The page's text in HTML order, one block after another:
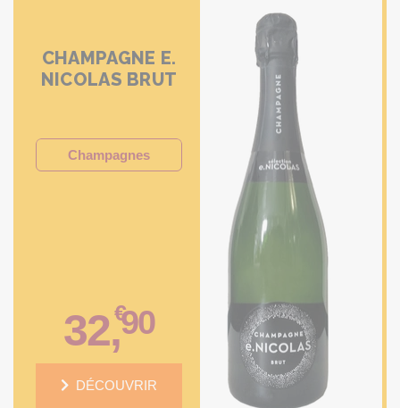
CHAMPAGNE E.
NICOLAS BRUT
Champagnes
32
,
€90
DÉCOUVRIR